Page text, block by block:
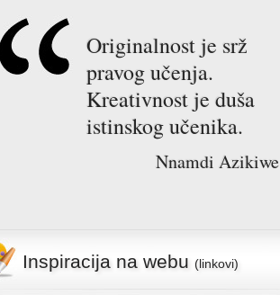
Originalnost je srž
pravog učenja.
Kreativnost je duša
istinskog učenika.
Nnamdi Azikiwe
Inspiracija na webu (linkovi)